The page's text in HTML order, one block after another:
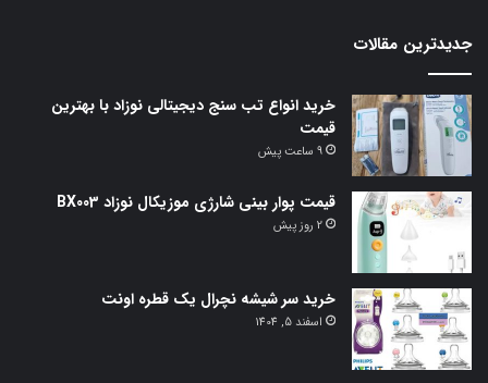
جدیدترین مقالات
خرید انواع تب سنج دیجیتالی نوزاد با بهترین
قیمت
9 ساعت پیش
قیمت پوار بینی شارژی موزیکال نوزاد BX003
2 روز پیش
خرید سر شیشه نچرال یک قطره اونت
اسفند 5, 1404